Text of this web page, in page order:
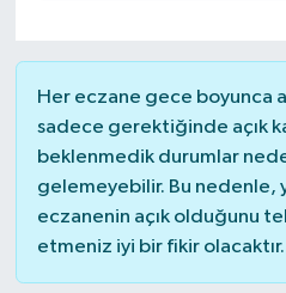
Her eczane gece boyunca
sadece gerektiğinde açık
beklenmedik durumlar
gelemeyebilir. Bu nedenle,
eczanenin açık olduğunu
etmeniz iyi bir fikir olacaktır.